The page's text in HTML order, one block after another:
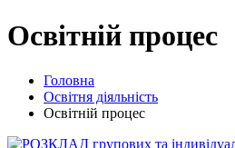
Освітній процес
Головна
Освітня діяльність
Освітній процес